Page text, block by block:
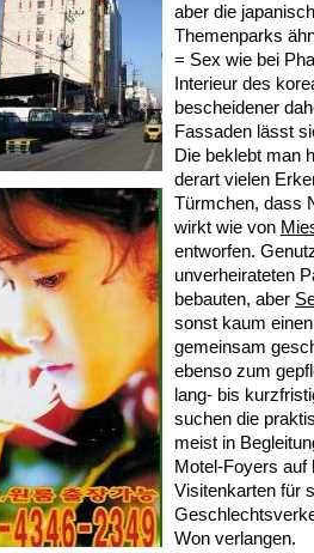
aber die
Themenparks
= Sex wie bei
Interieur des
bescheidener
Fassaden lässt
Die beklebt man
derart vielen
Türmchen, dass
wirkt wie von
entworfen.
unverheirateten
bebauten, aber
sonst kaum
gemeinsam
ebenso zum
lang- bis
suchen die
meist in
Motel-Foyers auf
Visitenkarten für
Won verlangen.